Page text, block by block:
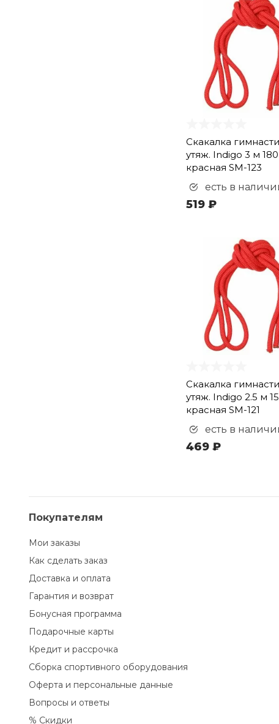
Скакалка
утяж. Indigo 3 м
красная SM-123
есть в
519 ₽
Скакалка
утяж. Indigo 2.5 м
красная SM-121
есть в
469 ₽
Покупателям
Мои заказы
Как сделать заказ
Доставка и оплата
Гарантия и возврат
Бонусная программа
Подарочные карты
Кредит и рассрочка
Сборка спортивного оборудования
Оферта и персональные данные
Вопросы и ответы
% Скидки